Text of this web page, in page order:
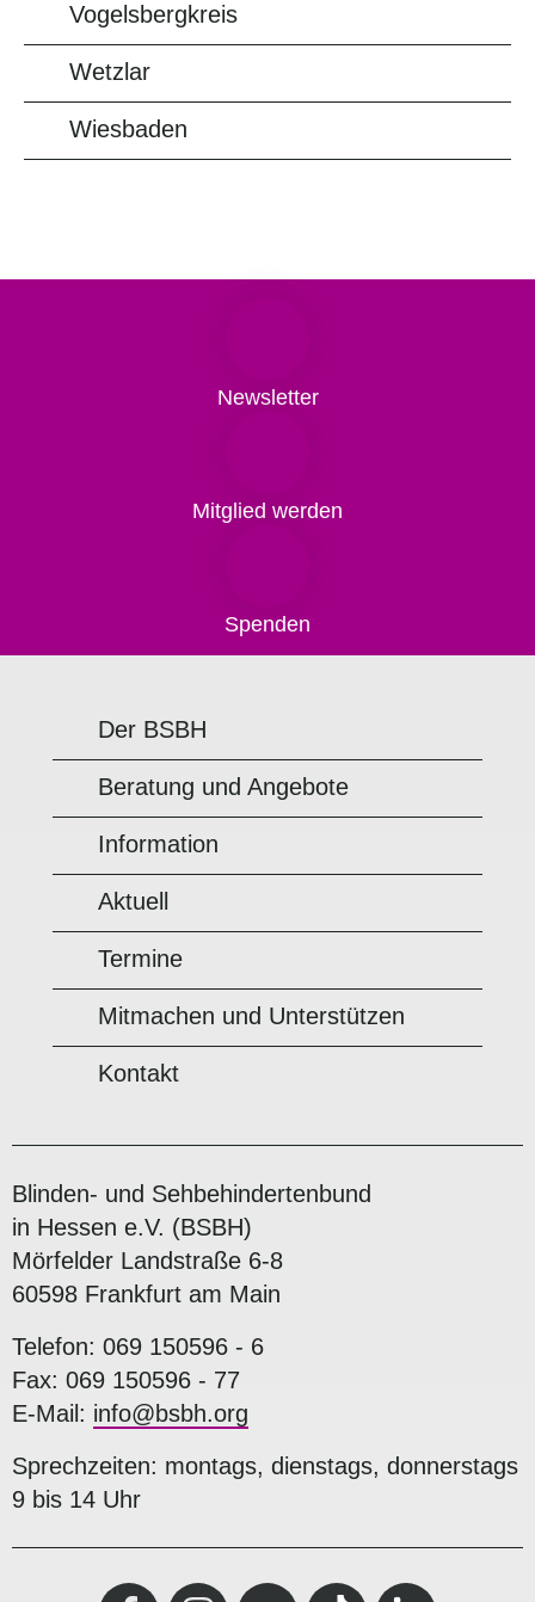
Vogelsbergkreis
Wetzlar
Wiesbaden
Newsletter
Mitglied werden
Spenden
Der BSBH
Beratung und Angebote
Information
Aktuell
Termine
Mitmachen und Unterstützen
Kontakt
Blinden- und Sehbehindertenbund
in Hessen e.V. (BSBH)
Mörfelder Landstraße 6-8
60598 Frankfurt am Main
Telefon: 069 150596 - 6
Fax: 069 150596 - 77
E-Mail: info@bsbh.org
Sprechzeiten: montags, dienstags, donnerstags
9 bis 14 Uhr